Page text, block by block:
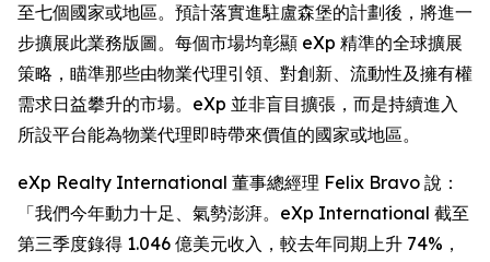
至七個國家或地區。預計落實進駐盧森堡的計劃後，將進一
步擴展此業務版圖。每個市場均彰顯 eXp 精準的全球擴展
策略，瞄準那些由物業代理引領、對創新、流動性及擁有權
需求日益攀升的市場。eXp 並非盲目擴張，而是持續進入
所設平台能為物業代理即時帶來價值的國家或地區。
eXp Realty International 董事總經理 Felix Bravo 說：
「我們今年動力十足、氣勢澎湃。eXp International 截至
第三季度錄得 1.046 億美元收入，較去年同期上升 74%，